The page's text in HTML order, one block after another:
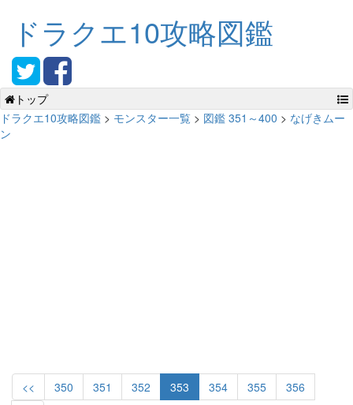
ドラクエ10攻略図鑑
トップ
ドラクエ10攻略図鑑 > モンスター一覧 > 図鑑 351～400 > なげきムー
ン
<< 350 351 352 353 354 355
356